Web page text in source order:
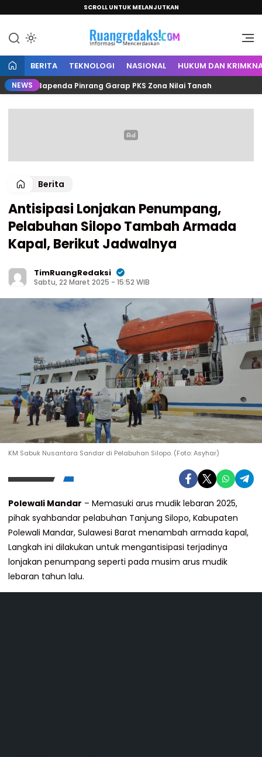
SCROLL UNTUK MELANJUTKAN
Ruang Redaksi
Informasi Mencerdaskan
BERITA TEKNOLOGI NASIONAL HUKUM DAN
NEWS
Bapenda Pinrang Garap PKS Zona Nilai Tanah
Berita
Antisipasi Lonjakan Penumpang,
Pelabuhan Silopo Tambah Armada
Kapal, Berikut Jadwalnya
TimRuangRedaksi
Sabtu, 22 Maret 2025 - 15:52 WIB
KM Sabuk Nusantara Sandar di Pelabuhan Silopo. (Foto: Asyhar)
Polewali Mandar – Memasuki arus mudik lebaran 2025,
pihak syahbandar pelabuhan Tanjung Silopo, Kabupaten
Polewali Mandar, Sulawesi Barat menambah armada kapal,
Langkah ini dilakukan untuk mengantisipasi terjadinya
lonjakan penumpang seperti pada musim arus mudik
lebaran tahun lalu.